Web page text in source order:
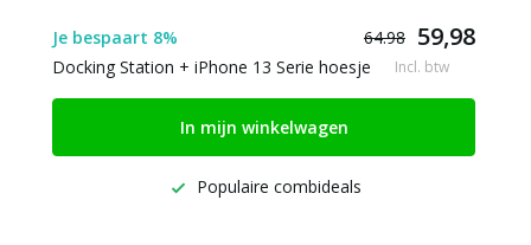
Je bespaart 8% 64.98 59,98
Docking Station + iPhone 13 Serie hoesje Incl. btw
In mijn winkelwagen
Populaire combideals